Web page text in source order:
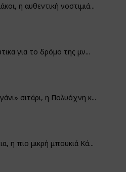
η αυθεντική νοστιμιά...
για το δρόμο της μν...
σιτάρι, η Πολυόχνη κ...
η πιο μικρή μπουκιά Κά...